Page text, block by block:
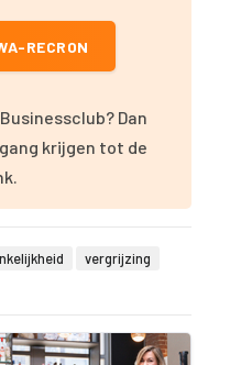
RECRON
Businessclub? Dan
krijgen tot de
vergrijzing